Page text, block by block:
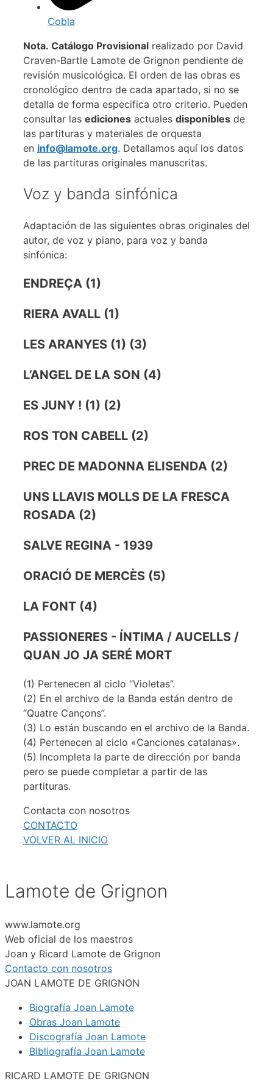
Cobla
Nota. Catálogo Provisional realizado por David
Craven-Bartle Lamote de Grignon pendiente de
revisión musicológica. El orden de las obras es
cronológico dentro de cada apartado, si no se
detalla de forma especifica otro criterio. Pueden
consultar las ediciones actuales disponibles de
las partituras y materiales de orquesta
en info@lamote.org. Detallamos aquí los datos
de las partituras originales manuscritas.
Voz y banda sinfónica
Adaptación de las siguientes obras originales del
autor, de voz y piano, para voz y banda
sinfónica:
ENDREÇA (1)
RIERA AVALL (1)
LES ARANYES (1) (3)
L’ANGEL DE LA SON (4)
ES JUNY ! (1) (2)
ROS TON CABELL (2)
PREC DE MADONNA ELISENDA (2)
UNS LLAVIS MOLLS DE LA FRESCA
ROSADA (2)
SALVE REGINA - 1939
ORACIÓ DE MERCÈS (5)
LA FONT (4)
PASSIONERES - ÍNTIMA / AUCELLS /
QUAN JO JA SERÉ MORT
(1) Pertenecen al ciclo “Violetas”.
(2) En el archivo de la Banda están dentro de
“Quatre Cançons”.
(3) Lo están buscando en el archivo de la Banda.
(4) Pertenecen al ciclo «Canciones catalanas».
(5) Incompleta la parte de dirección por banda
pero se puede completar a partir de las
partituras.
Contacta con nosotros
CONTACTO
VOLVER AL INICIO
Lamote de Grignon
www.lamote.org
Web oficial de los maestros
Joan y Ricard Lamote de Grignon
Contacto con nosotros
JOAN LAMOTE DE GRIGNON
Biografía Joan Lamote
Obras Joan Lamote
Discografía Joan Lamote
Bibliografía Joan Lamote
RICARD LAMOTE DE GRIGNON